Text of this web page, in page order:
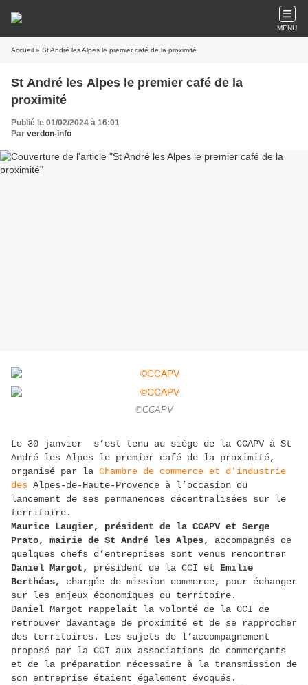
MENU
Accueil » St André les Alpes le premier café de la proximité
St André les Alpes le premier café de la
proximité
Publié le 01/02/2024 à 16:01
Par verdon-info
©CCAPV
Le 30 janvier s’est tenu au siège de la CCAPV à St
André les Alpes le premier café de la proximité,
organisé par la Chambre de commerce et d'industrie
des Alpes-de-Haute-Provence à l’occasion du
lancement de ses permanences décentralisées sur le
territoire.
Maurice Laugier, président de la CCAPV et Serge
Prato, mairie de St André les Alpes,
accompagnés de
quelques chefs d’entreprises sont venus rencontrer
Daniel Margot,
président de la CCI et Emilie
Berthéas,
chargée de mission commerce, pour échanger
sur les enjeux économiques du territoire.
Daniel Margot rappelait la volonté de la CCI de
retrouver davantage de proximité et de se rapprocher
des territoires. Les sujets de l’accompagnement
proposé par la CCI aux associations de commerçants
et de la préparation nécessaire à la transmission de
son entreprise étaient également évoqués.